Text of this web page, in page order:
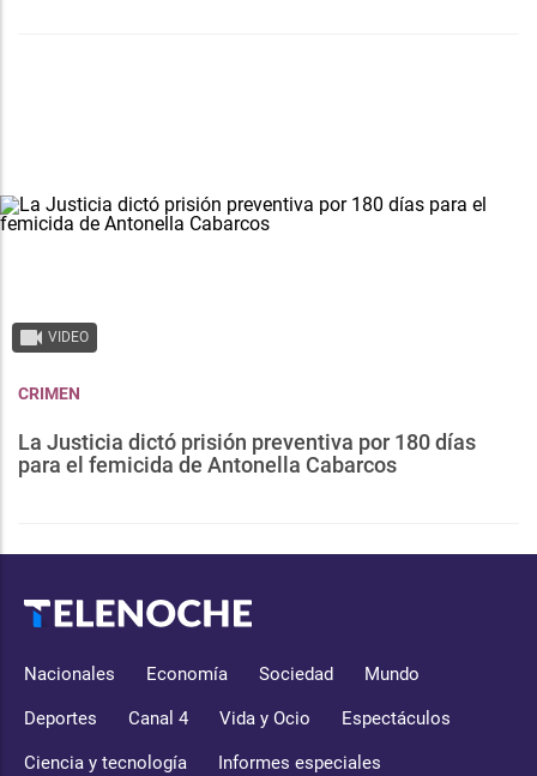
VIDEO
CRIMEN
La Justicia dictó prisión preventiva por 180 días
para el femicida de Antonella Cabarcos
Nacionales Economía Sociedad Mundo
Deportes Canal 4 Vida y Ocio Espectáculos
Ciencia y tecnología Informes especiales